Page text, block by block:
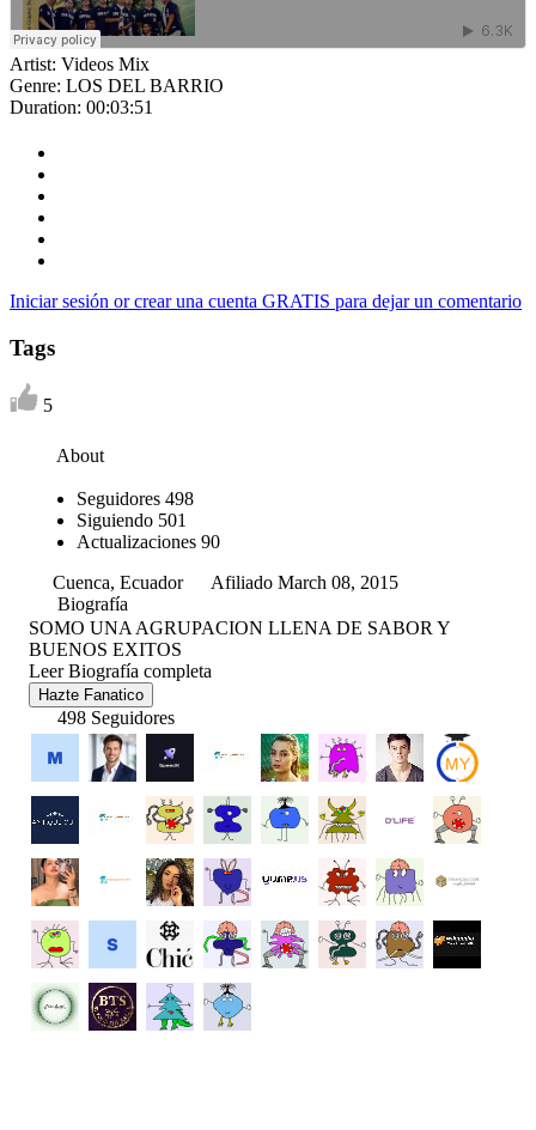
Artist: Videos Mix
Genre: LOS DEL BARRIO
Duration: 00:03:51
Iniciar sesión or crear una cuenta GRATIS para dejar un comentario
Tags
5
About
Seguidores 498
Siguiendo 501
Actualizaciones 90
Cuenca, Ecuador
Afiliado March 08, 2015
Biografía
SOMO UNA AGRUPACION LLENA DE SABOR Y
BUENOS EXITOS
Leer Biografía completa
Hazte Fanatico
498 Seguidores